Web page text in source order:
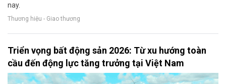
nay.
Thương hiệu - Giao thương
Triển vọng bất động sản 2026: Từ xu hướng toàn
cầu đến động lực tăng trưởng tại Việt Nam